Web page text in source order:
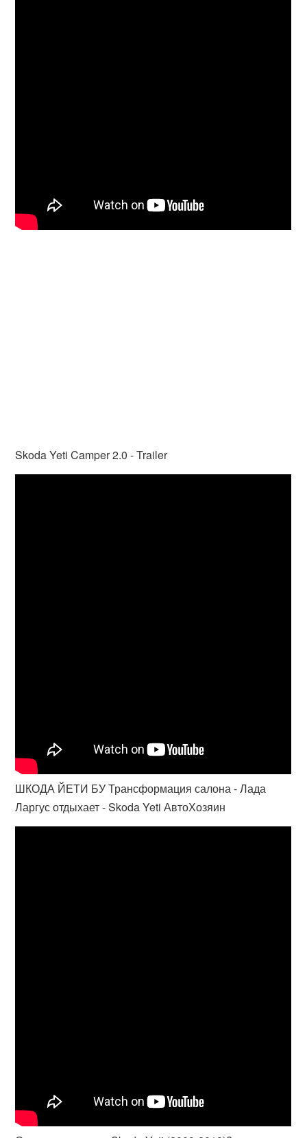
Skoda Yeti Camper 2.0 - Trailer
ШКОДА ЙЕТИ БУ Трансформация салона - Лада
Ларгус отдыхает - Skoda Yeti АвтоХозяин